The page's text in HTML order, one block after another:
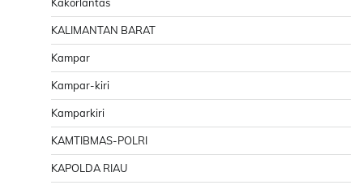
KALIMANTAN BARAT
Kampar
Kampar-kiri
Kamparkiri
KAMTIBMAS-POLRI
KAPOLDA RIAU